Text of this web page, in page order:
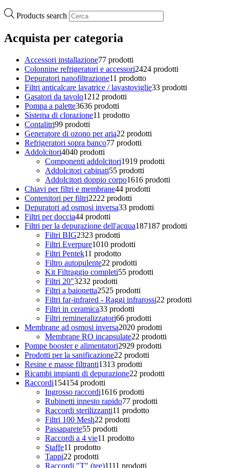
Products search
Acquista per categoria
Accessori installazione77 prodotti
Colonnine refrigeratori e accessori2424 prodotti
Depuratori nanofiltrazione11 prodotto
Filtri anticalcare lavatrice / lavastoviglie33 prodotti
Gasatori da tavolo1212 prodotti
Pompa a palette3636 prodotti
Sistema di clorazione11 prodotto
Contalitri99 prodotti
Generatore di ozono per aria22 prodotti
Refrigeratori sopra banco77 prodotti
Addolcitori4040 prodotti
Componenti addolcitori1919 prodotti
Addolcitori cabinati55 prodotti
Addolcitori doppio corpo1616 prodotti
Chiavi per filtri e membrane44 prodotti
Contenitori per filtri2222 prodotti
Depuratori ad osmosi inversa33 prodotti
Filtri per doccia44 prodotti
Filtri per la depurazione dell'acqua187187 prodotti
Filtri BIG2323 prodotti
Filtri Everpure1010 prodotti
Filtri Pentek11 prodotto
Filtro autopulente22 prodotti
Kit Filtraggio completi55 prodotti
Filtri 20"3232 prodotti
Filtri a baionetta2525 prodotti
Filtri far-infrared - Raggi infrarossi22 prodotti
Filtri in ceramica33 prodotti
Filtri remineralizzatori66 prodotti
Membrane ad osmosi inversa2020 prodotti
Membrane RO incapsulate22 prodotti
Pompe booster e alimentatori2929 prodotti
Prodotti per la sanificazione22 prodotti
Resine e masse filtranti1313 prodotti
Ricambi impianti di depurazione22 prodotti
Raccordi154154 prodotti
Ingrosso raccordi1616 prodotti
Rubinetti innesto rapido77 prodotti
Raccordi sterilizzanti11 prodotto
Filtri 100 Mesh22 prodotti
Passaparete55 prodotti
Raccordi a 4 vie11 prodotto
Staffe11 prodotto
Tappi22 prodotti
Raccordi "T" (tee)1111 prodotti